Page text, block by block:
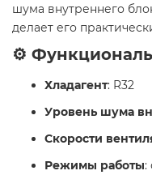
шума внутреннего
делает его
⚙️
Хладагент: R32
Уровень шума
Скорости
Режимы работы: